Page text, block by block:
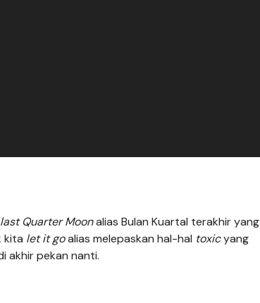
last Quarter Moonalias Bulan Kuartal terakhir yang
kita let it goalias melepaskan hal-hal toxicyang
akhir pekan nanti.